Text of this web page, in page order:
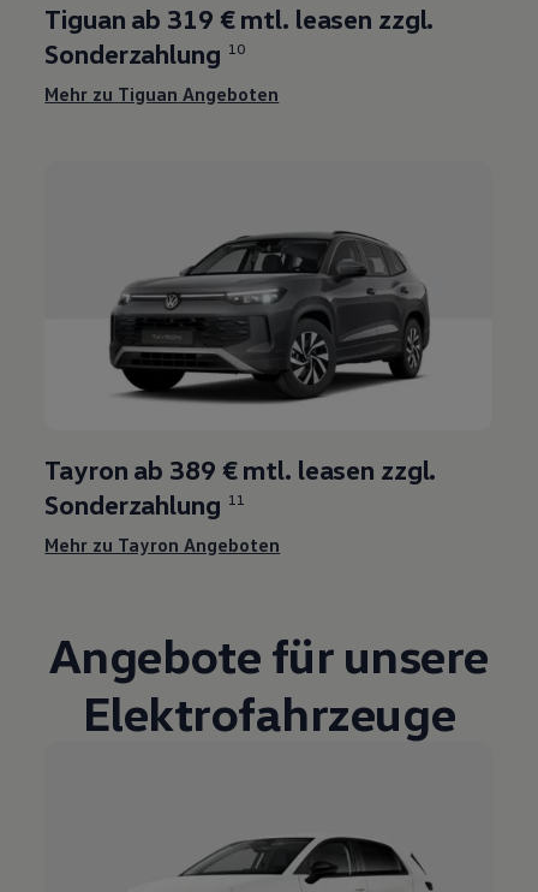
Tiguan ab 319 € mtl. leasen zzgl.
Sonderzahlung 10
Mehr zu Tiguan Angeboten
Tayron ab 389 € mtl. leasen zzgl.
Sonderzahlung 11
Mehr zu Tayron Angeboten
Angebote für unsere
Elektrofahrzeuge